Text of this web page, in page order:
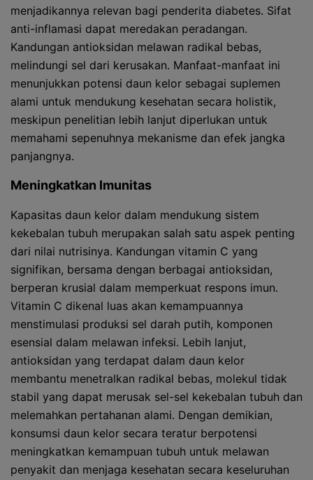
menjadikannya relevan bagi penderita diabetes. Sifat
anti-inflamasi dapat meredakan peradangan.
Kandungan antioksidan melawan radikal bebas,
melindungi sel dari kerusakan. Manfaat-manfaat ini
menunjukkan potensi daun kelor sebagai suplemen
alami untuk mendukung kesehatan secara holistik,
meskipun penelitian lebih lanjut diperlukan untuk
memahami sepenuhnya mekanisme dan efek jangka
panjangnya.
Meningkatkan Imunitas
Kapasitas daun kelor dalam mendukung sistem
kekebalan tubuh merupakan salah satu aspek penting
dari nilai nutrisinya. Kandungan vitamin C yang
signifikan, bersama dengan berbagai antioksidan,
berperan krusial dalam memperkuat respons imun.
Vitamin C dikenal luas akan kemampuannya
menstimulasi produksi sel darah putih, komponen
esensial dalam melawan infeksi. Lebih lanjut,
antioksidan yang terdapat dalam daun kelor
membantu menetralkan radikal bebas, molekul tidak
stabil yang dapat merusak sel-sel kekebalan tubuh dan
melemahkan pertahanan alami. Dengan demikian,
konsumsi daun kelor secara teratur berpotensi
meningkatkan kemampuan tubuh untuk melawan
penyakit dan menjaga kesehatan secara keseluruhan